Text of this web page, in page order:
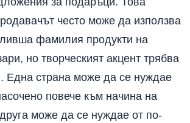
често може да използва
фамилия продукти на
но творческият акцент трябва
Една страна може да се нуждае
повече към начина на
може да се нуждае от по-